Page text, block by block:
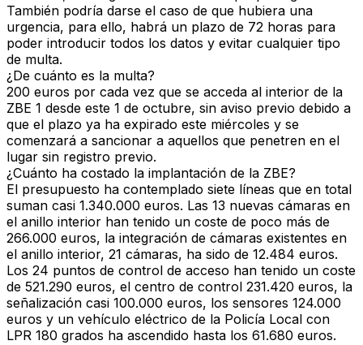
También podría darse el caso de que hubiera una
urgencia, para ello, habrá un plazo de 72 horas para
poder introducir todos los datos y evitar cualquier tipo
de multa.
¿De cuánto es la multa?
200 euros por cada vez que se acceda al interior de la
ZBE 1 desde este 1 de octubre, sin aviso previo debido a
que el plazo ya ha expirado este miércoles y se
comenzará a sancionar a aquellos que penetren en el
lugar sin registro previo.
¿Cuánto ha costado la implantación de la ZBE?
El presupuesto ha contemplado siete líneas que en total
suman casi 1.340.000 euros. Las 13 nuevas cámaras en
el anillo interior han tenido un coste de poco más de
266.000 euros, la integración de cámaras existentes en
el anillo interior, 21 cámaras, ha sido de 12.484 euros.
Los 24 puntos de control de acceso han tenido un coste
de 521.290 euros, el centro de control 231.420 euros, la
señalización casi 100.000 euros, los sensores 124.000
euros y un vehículo eléctrico de la Policía Local con
LPR 180 grados ha ascendido hasta los 61.680 euros.